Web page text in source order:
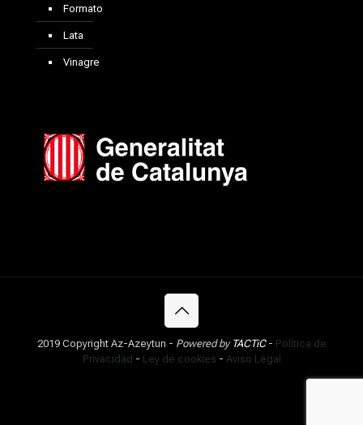
Formato
Lata
Vinagre
2019 Copyright Az-Azeytun - Powered by TACTiC- Política de
Privacidad - Ley de cookies - Aviso Legal